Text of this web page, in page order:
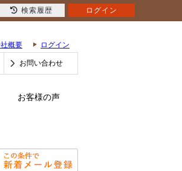
概要 ログイン
お問い合わせ
お客様の声
検索履歴 ログイン